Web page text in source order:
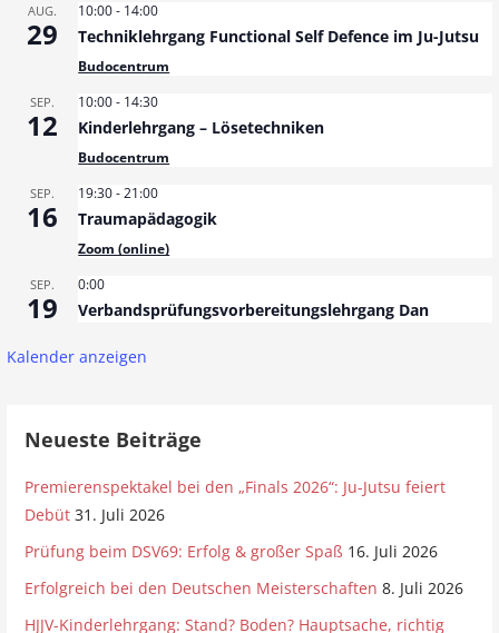
AUG.
29
10:00- 14:00
Techniklehrgang Functional Self Defence im Ju-Jutsu
Budocentrum
SEP.
12
10:00- 14:30
Kinderlehrgang – Lösetechniken
Budocentrum
SEP.
16
19:30-21:00
Traumapädagogik
Zoom (online)
SEP.
19
0:00
Verbandsprüfungsvorbereitungslehrgang Dan
Kalender anzeigen
Neueste Beiträge
Premierenspektakel bei den „Finals 2026“: Ju-Jutsu feiert
Debüt 31. Juli 2026
Prüfung beim DSV69: Erfolg & großer Spaß 16. Juli 2026
Erfolgreich bei den Deutschen Meisterschaften 8. Juli 2026
HJJV-Kinderlehrgang: Stand? Boden? Hauptsache, richtig